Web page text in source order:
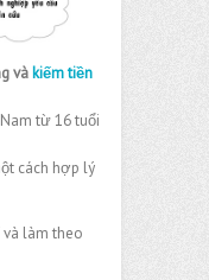
và kiếm tiền
từ 16 tuổi
cách hợp lý
làm theo